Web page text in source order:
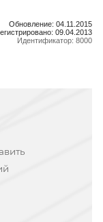
Обновление: 04.11.2015
09.04.2013
Идентификатор: 8000